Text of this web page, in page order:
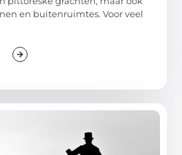
en buitenruimtes. Voor veel